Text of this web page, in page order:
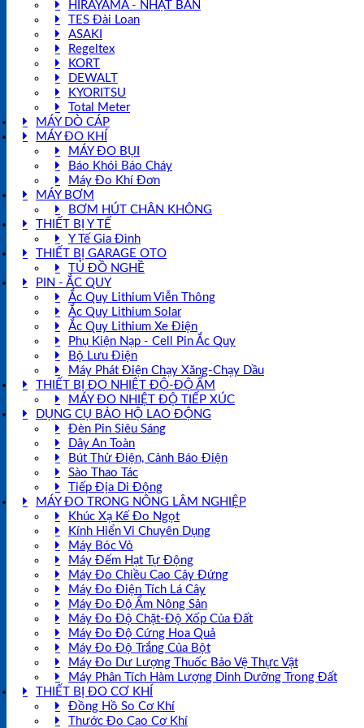
HIRAYAMA - NHẬT BẢN
TES Đài Loan
ASAKI
Regeltex
KORT
DEWALT
KYORITSU
Total Meter
MÁY DÒ CÁP
MÁY ĐO KHÍ
MÁY ĐO BỤI
Báo Khói Báo Cháy
Máy Đo Khí Đơn
MÁY BƠM
BƠM HÚT CHÂN KHÔNG
THIẾT BỊ Y TẾ
Y Tế Gia Đình
THIẾT BỊ GARAGE OTO
TỦ ĐỒ NGHỀ
PIN - ẮC QUY
Ắc Quy Lithium Viễn Thông
Ắc Quy Lithium Solar
Ắc Quy Lithium Xe Điện
Phụ Kiện Nạp - Cell Pin Ắc Quy
Bộ Lưu Điện
Máy Phát Điện Chạy Xăng-Chạy Dầu
THIẾT BỊ ĐO NHIỆT ĐỘ-ĐỘ ẨM
MÁY ĐO NHIỆT ĐỘ TIẾP XÚC
DỤNG CỤ BẢO HỘ LAO ĐỘNG
Đèn Pin Siêu Sáng
Dây An Toàn
Bút Thử Điện, Cảnh Báo Điện
Sào Thao Tác
Tiếp Địa Di Động
MÁY ĐO TRONG NÔNG LÂM NGHIỆP
Khúc Xạ Kế Đo Ngọt
Kính Hiển Vi Chuyên Dụng
Máy Bóc Vỏ
Máy Đếm Hạt Tự Động
Máy Đo Chiều Cao Cây Đứng
Máy Đo Điện Tích Lá Cây
Máy Đo Độ Ẩm Nông Sản
Máy Đo Độ Chặt-Độ Xốp Của Đất
Máy Đo Độ Cứng Hoa Quả
Máy Đo Độ Trắng Của Bột
Máy Đo Dư Lượng Thuốc Bảo Vệ Thực Vật
Máy Phân Tích Hàm Lượng Dinh Dưỡng Trong Đất
THIẾT BỊ ĐO CƠ KHÍ
Đồng Hồ So Cơ Khí
Thước Đo Cao Cơ Khí